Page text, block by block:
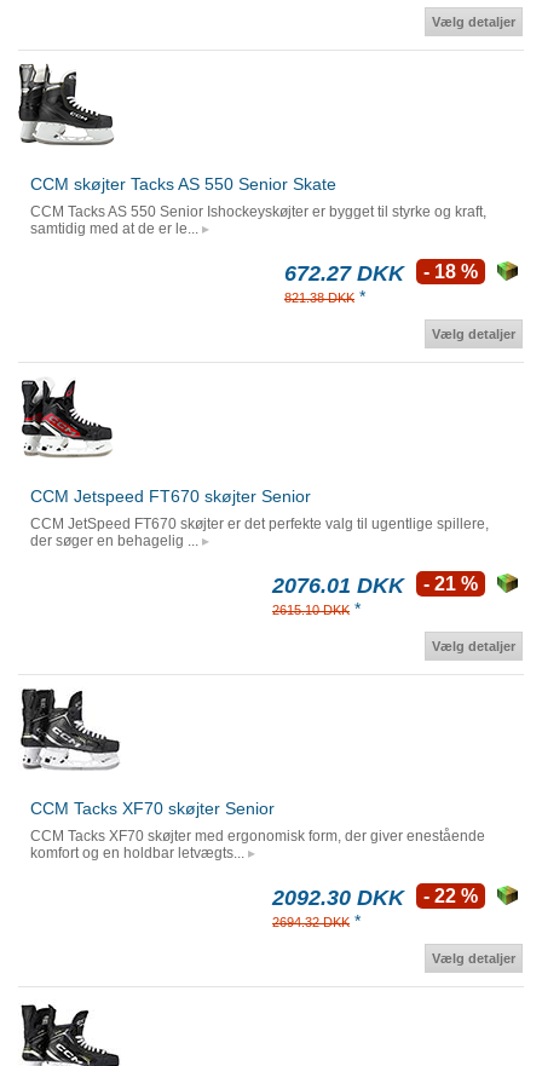
Vælg detaljer
CCM skøjter Tacks AS 550 Senior Skate
CCM Tacks AS 550 Senior Ishockeyskøjter er bygget til styrke og kraft,
samtidig med at de er le...
672.27 DKK
821.38 DKK *
- 18 %
Vælg detaljer
CCM Jetspeed FT670 skøjter Senior
CCM JetSpeed FT670 skøjter er det perfekte valg til ugentlige spillere,
der søger en behagelig ...
2076.01 DKK
2615.10 DKK *
- 21 %
Vælg detaljer
CCM Tacks XF70 skøjter Senior
CCM Tacks XF70 skøjter med ergonomisk form, der giver enestående
komfort og en holdbar letvægts...
2092.30 DKK
2694.32 DKK *
- 22 %
Vælg detaljer